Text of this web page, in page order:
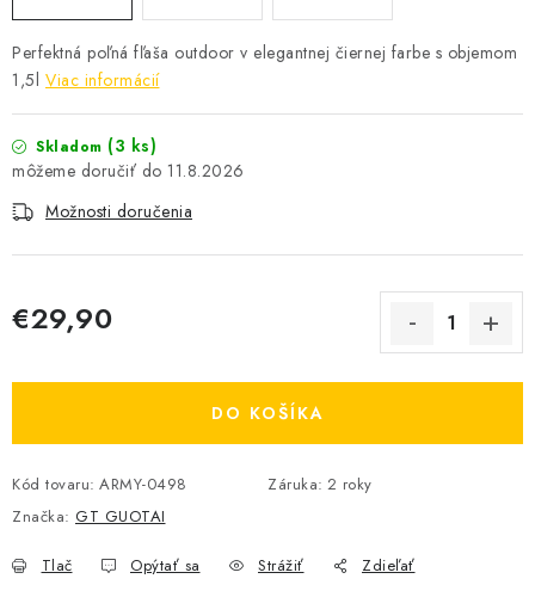
Perfektná poľná fľaša outdoor v elegantnej čiernej farbe s objemom
1,5l Viac informácií
Skladom (3 ks)
11.8.2026
Možnosti doručenia
€29,90
DO KOŠÍKA
Kód tovaru: ARMY-0498 Záruka: 2 roky
Značka: GT GUOTAI
Tlač Opýtať sa Strážiť Zdieľať